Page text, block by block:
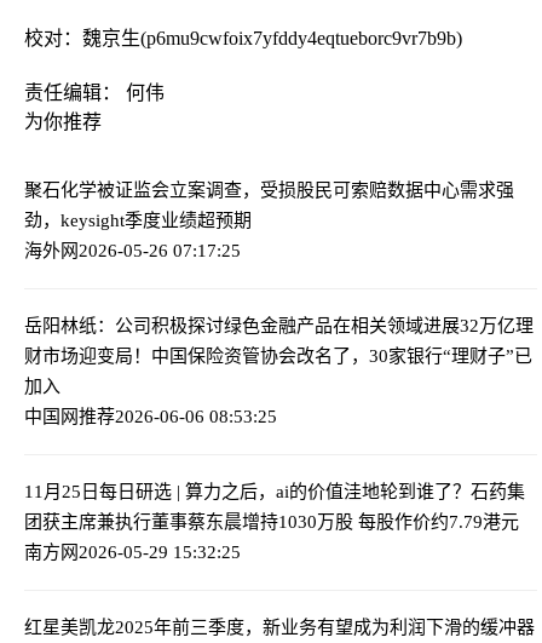
校对：魏京生(p6mu9cwfoix7yfddy4eqtueborc9vr7b9b)
责任编辑： 何伟
为你推荐
聚石化学被证监会立案调查，受损股民可索赔数据中心需求强
劲，keysight季度业绩超预期
海外网2026-05-26 07:17:25
岳阳林纸：公司积极探讨绿色金融产品在相关领域进展32万亿理
财市场迎变局！中国保险资管协会改名了，30家银行“理财子”已
加入
中国网推荐2026-06-06 08:53:25
11月25日每日研选 | 算力之后，ai的价值洼地轮到谁了？ 石药集
团获主席兼执行董事蔡东晨增持1030万股 每股作价约7.79港元
南方网2026-05-29 15:32:25
红星美凯龙2025年前三季度，新业务有望成为利润下滑的缓冲器